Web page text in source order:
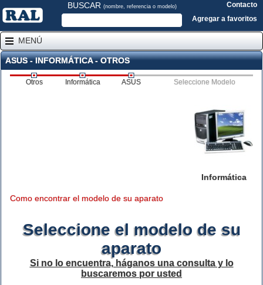
BUSCAR (nombre, referencia o modelo)
Contacto
Agregar a favoritos
MENÚ
ASUS - INFORMÁTICA - OTROS
Otros Informática ASUS Seleccione Modelo
Informática
Como encontrar el modelo de su aparato
Seleccione el modelo de su
aparato
Si no lo encuentra, háganos una consulta y lo
buscaremos por usted